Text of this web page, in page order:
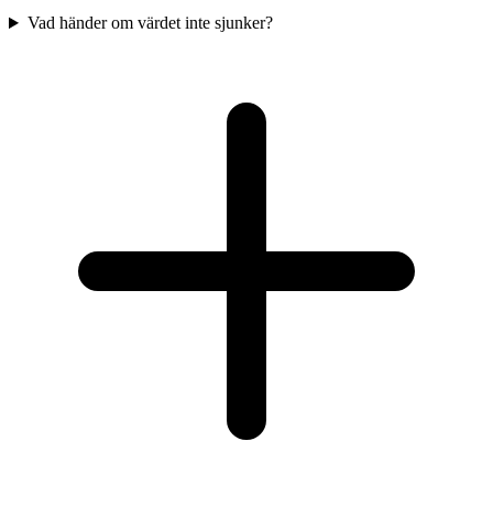
Vad händer om värdet inte sjunker?